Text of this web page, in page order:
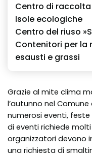
Grazie al mite clima
l’autunno nel
numerosi eventi, feste
di eventi richiede
organizzatori devono
una richiesta di
Centro di raccolta
Isole ecologiche
Centro del riuso
Contenitori per la
esausti e grassi